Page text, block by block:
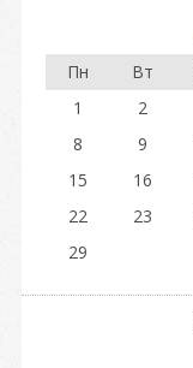
Пн
Вт
1
2
8
9
15
16
22
23
29